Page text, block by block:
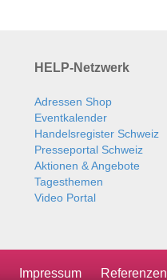
HELP-Netzwerk
Adressen Shop
Eventkalender
Handelsregister Schweiz
Presseportal Schweiz
Aktionen & Angebote
Tagesthemen
Video Portal
Impressum Referenzen